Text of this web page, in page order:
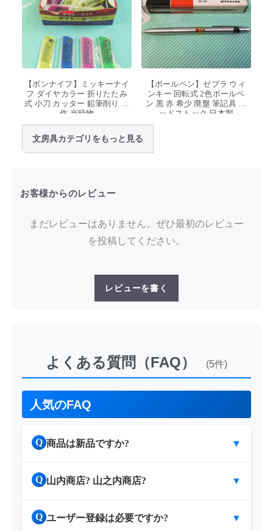
【ボンナイフ】ミッキーナイ
フ ダイヤカラー 折りたたみ
式 小刀 カッター 鉛筆削り 工
作 当時物
【ボールペン】ゼブラ ウィ
ンキー 回転式 2色ボールペ
ン 黒 赤 希少 廃盤 筆記具 デ
ッドストック 日本製
文房具カテゴリをもっと見る
お客様からのレビュー
まだレビューはありません。ぜひ最初のレビュー
を投稿してください。
レビューを書く
よくある質問（FAQ） (5件)
人気のFAQ
Q 商品は新品ですか? ▼
Q 山内商店? 山之内商店? ▼
Q ユーザー登録は必要ですか? ▼